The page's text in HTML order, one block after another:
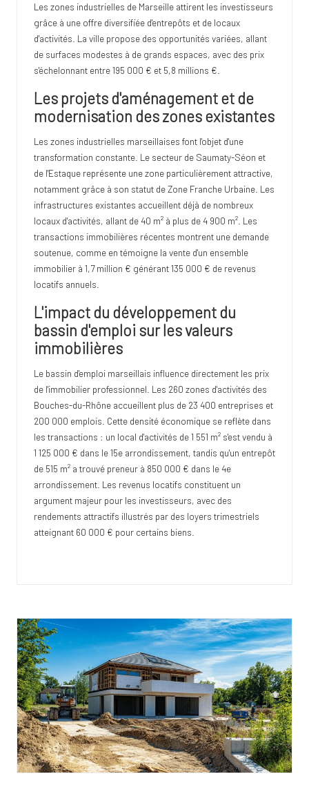
Les zones industrielles de Marseille attirent les investisseurs
grâce à une offre diversifiée d'entrepôts et de locaux
d'activités. La ville propose des opportunités variées, allant
de surfaces modestes à de grands espaces, avec des prix
s'échelonnant entre 195 000 € et 5,8 millions €.
Les projets d'aménagement et de
modernisation des zones existantes
Les zones industrielles marseillaises font l'objet d'une
transformation constante. Le secteur de Saumaty-Séon et
de l'Estaque représente une zone particulièrement attractive,
notamment grâce à son statut de Zone Franche Urbaine. Les
infrastructures existantes accueillent déjà de nombreux
locaux d'activités, allant de 40 m² à plus de 4 900 m². Les
transactions immobilières récentes montrent une demande
soutenue, comme en témoigne la vente d'un ensemble
immobilier à 1,7 million € générant 135 000 € de revenus
locatifs annuels.
L'impact du développement du
bassin d'emploi sur les valeurs
immobilières
Le bassin d'emploi marseillais influence directement les prix
de l'immobilier professionnel. Les 260 zones d'activités des
Bouches-du-Rhône accueillent plus de 23 400 entreprises et
200 000 emplois. Cette densité économique se reflète dans
les transactions : un local d'activités de 1 551 m² s'est vendu à
1 125 000 € dans le 15e arrondissement, tandis qu'un entrepôt
de 515 m² a trouvé preneur à 850 000 € dans le 4e
arrondissement. Les revenus locatifs constituent un
argument majeur pour les investisseurs, avec des
rendements attractifs illustrés par des loyers trimestriels
atteignant 60 000 € pour certains biens.